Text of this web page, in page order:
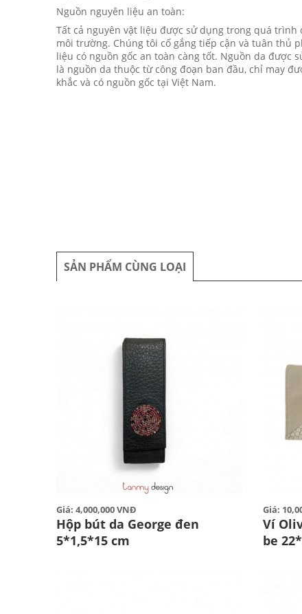
Nguồn nguyên liệu an toàn:
Tất cả nguyên vật liệu được sử dụng trong quá trình
môi trường. Chúng tôi cố gắng tiếp cận và tuân thủ
liệu có nguồn gốc an toàn càng tốt. Nguồn da được
là nguồn da thuộc từ công đoạn ban đầu, chỉ may
khắc và có nguồn gốc tại Việt Nam.
SẢN PHẨM CÙNG LOẠI
Giá: 4,000,000 VNĐ
Hộp bút da George đen
5*1,5*15 cm
Giá:
Ví
be